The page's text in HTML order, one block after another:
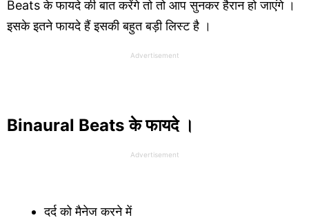
Beats के फायदे की बात करेंगे तो तो आप सुनकर हैरान हो जाएंगे ।
इसके इतने फायदे हैं इसकी बहुत बड़ी लिस्ट है ।
Advertisement
Binaural Beats केफायदे।
Advertisement
दर्द को मैनेज करने में